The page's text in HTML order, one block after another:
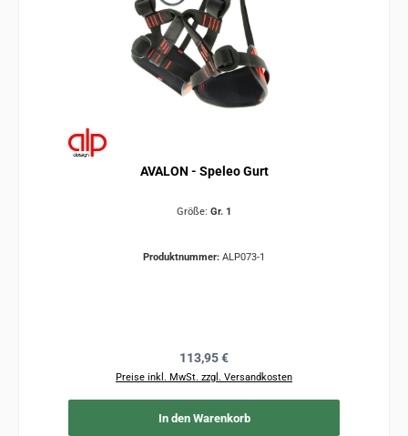
AVALON - Speleo Gurt
Größe: Gr. 1
Produktnummer: ALP073-1
Regulärer Preis:
113,95 €
Preise inkl. MwSt. zzgl. Versandkosten
In den Warenkorb